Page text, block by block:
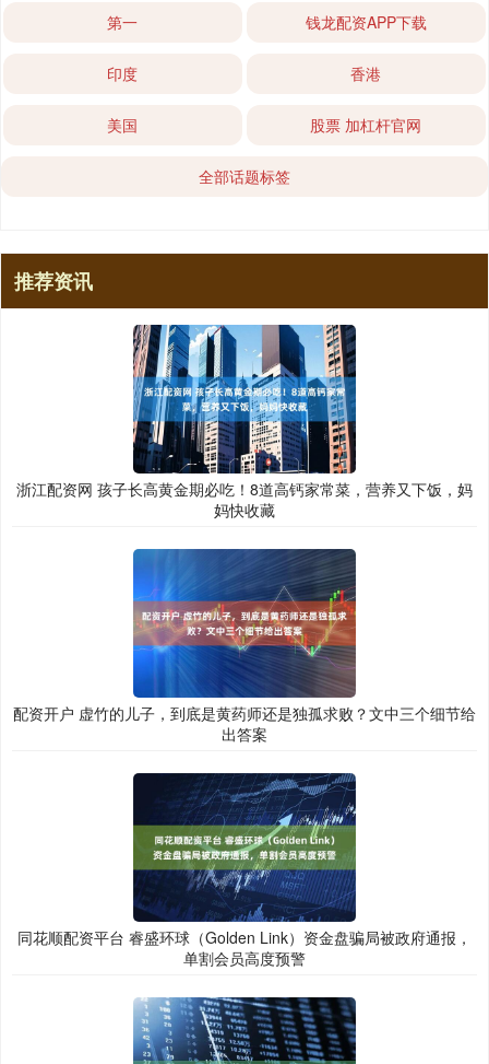
第一 钱龙配资APP下载
印度 香港
美国 股票 加杠杆官网
全部话题标签
推荐资讯
浙江配资网 孩子长高黄金期必吃！8道高钙家常菜，营养又下饭，妈
妈快收藏
配资开户 虚竹的儿子，到底是黄药师还是独孤求败？文中三个细节给
出答案
同花顺配资平台 睿盛环球（Golden Link）资金盘骗局被政府通报，
单割会员高度预警